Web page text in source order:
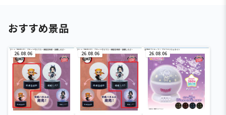
おすすめ景品
26.08.06 26.08.06 26.08.06